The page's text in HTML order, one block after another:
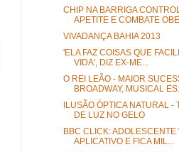
CHIP NA BARRIGA
APETITE E COMBATE
VIVADANÇA BAHIA 2013
'ELA FAZ COISAS QUE
VIDA', DIZ EX-ME...
O REI LEÃO - MAIOR
BROADWAY, MUSICAL
ILUSÃO ÓPTICA NATURAL -
DE LUZ NO GELO
BBC CLICK: ADOLESCENTE
APLICATIVO E FICA MIL...